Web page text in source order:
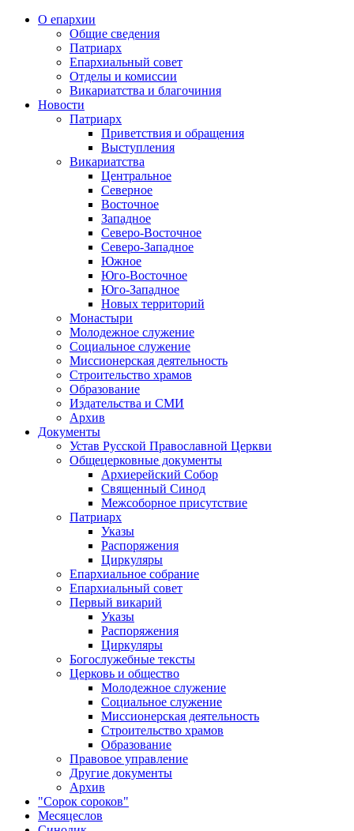
О епархии
Общие сведения
Патриарх
Епархиальный совет
Отделы и комиссии
Викариатства и благочиния
Новости
Патриарх
Приветствия и обращения
Выступления
Викариатства
Центральное
Северное
Восточное
Западное
Северо-Восточное
Северо-Западное
Южное
Юго-Восточное
Юго-Западное
Новых территорий
Монастыри
Молодежное служение
Социальное служение
Миссионерская деятельность
Строительство храмов
Образование
Издательства и СМИ
Архив
Документы
Устав Русской Православной Церкви
Общецерковные документы
Архиерейский Собор
Священный Синод
Межсоборное присутствие
Патриарх
Указы
Распоряжения
Циркуляры
Епархиальное собрание
Епархиальный совет
Первый викарий
Указы
Распоряжения
Циркуляры
Богослужебные тексты
Церковь и общество
Молодежное служение
Социальное служение
Миссионерская деятельность
Строительство храмов
Образование
Правовое управление
Другие документы
Архив
"Сорок сороков"
Месяцеслов